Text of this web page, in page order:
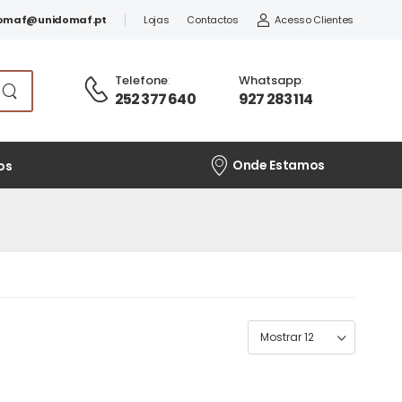
Lojas Contactos Acesso Clientes
Telefone:
252 377 640
Whatsapp:
927 283 114
Onde Estamos